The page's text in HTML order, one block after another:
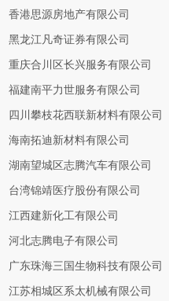
香港思源房地产有限公司
黑龙江凡奇证券有限公司
重庆合川区长兴服务有限公司
福建南平力世服务有限公司
四川攀枝花西联新材料有限公司
海南拓迪新材料有限公司
湖南望城区志腾汽车有限公司
台湾锦靖医疗股份有限公司
江西建新化工有限公司
河北志腾电子有限公司
广东珠海三国生物科技有限公司
江苏相城区系太机械有限公司